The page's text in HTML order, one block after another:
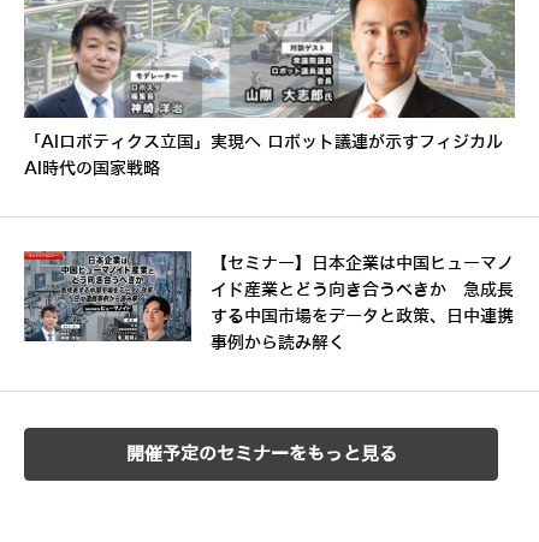
「AIロボティクス立国」実現へ ロボット議連が示すフィジカル
AI時代の国家戦略
【セミナー】日本企業は中国ヒューマノ
イド産業とどう向き合うべきか 急成長
する中国市場をデータと政策、日中連携
事例から読み解く
開催予定のセミナーをもっと見る